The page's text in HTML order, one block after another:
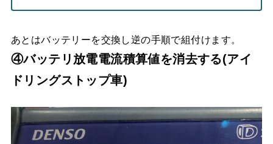
あとはバッテリーを交換し逆の手順で組付けます。
④バッテリ放電電流積算値を消去する(アイ
ドリングストップ車)